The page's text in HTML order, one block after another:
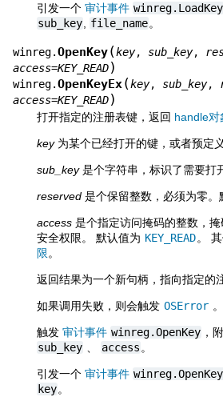
引发一个 审计事件 winreg.LoadKey
sub_key
file_name。
winreg.OpenKey(key, sub_key,
access=KEY_READ)
winreg.OpenKeyEx(key, sub_key,
access=KEY_READ)
打开指定的注册表键，返回 handle对
key为某个已经打开的键，或者预定
sub_key是个字符串，标识了需要打
reserved 是个保留整数，必须为零。
access 是个指定访问掩码的整数，
安全权限。 默认值为 KEY_READ。
限。
返回结果为一个新句柄，指向指定的
如果调用失败，则会触发 OSError 。
触发 审计事件 winreg.OpenKey ，
sub_key
access 。
引发一个 审计事件
key。